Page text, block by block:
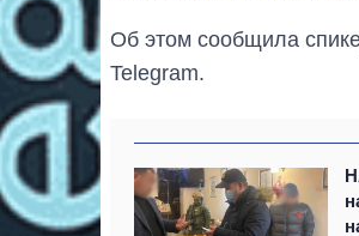
Об этом сообщила
Telegram.